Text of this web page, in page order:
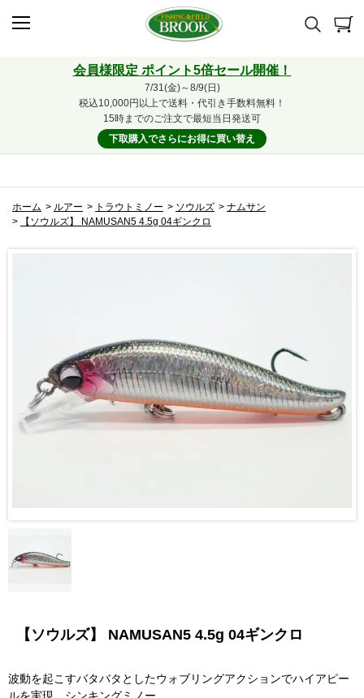
会員様限定 ポイント5倍セール開催！
7/31(金)～8/9(日)
税込10,000円以上で送料・代引き手数料無料！
15時までのご注文で最短当日発送可
下取購入でさらにお得に買い替え
ホーム > ルアー > トラウトミノー > ソウルズ > ナムサン
>
【ソウルズ】 NAMUSAN5 4.5g 04ギンクロ
【ソウルズ】 NAMUSAN5 4.5g 04ギンクロ
波動を起こすバタバタとしたウォブリングアクションでハイアピー
ルを実現、シンキングミノー